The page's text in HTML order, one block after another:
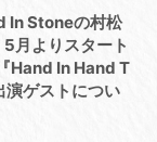
In Stoneの村松
月よりスタート
Hand In Hand T
ゲストについ